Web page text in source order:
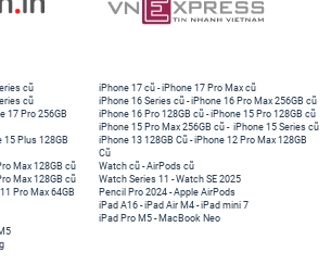
cũ
cũ
17 Pro 256GB
iPhone 17 cũ -iPhone 17 Pro Max cũ
iPhone 16 Series cũ - iPhone 16 Pro Max 256GB cũ
iPhone 16 Pro 128GB cũ -iPhone 15 Pro 128GB cũ
iPhone 15 Pro Max 256GB cũ - iPhone 15 Series cũ
15 Plus 128GB
Max 128GB cũ
Max 128GB cũ
Pro Max 64GB
iPhone 13 128GB Cũ -iPhone 12 Pro Max 128GB
Cũ
Watch cũ -AirPods cũ
Watch Series 11 -Watch SE 2025
Pencil Pro 2024 -Apple AirPods
iPad A16 -iPad Air M4 -iPad mini 7
iPad Pro M5 - MacBook Neo